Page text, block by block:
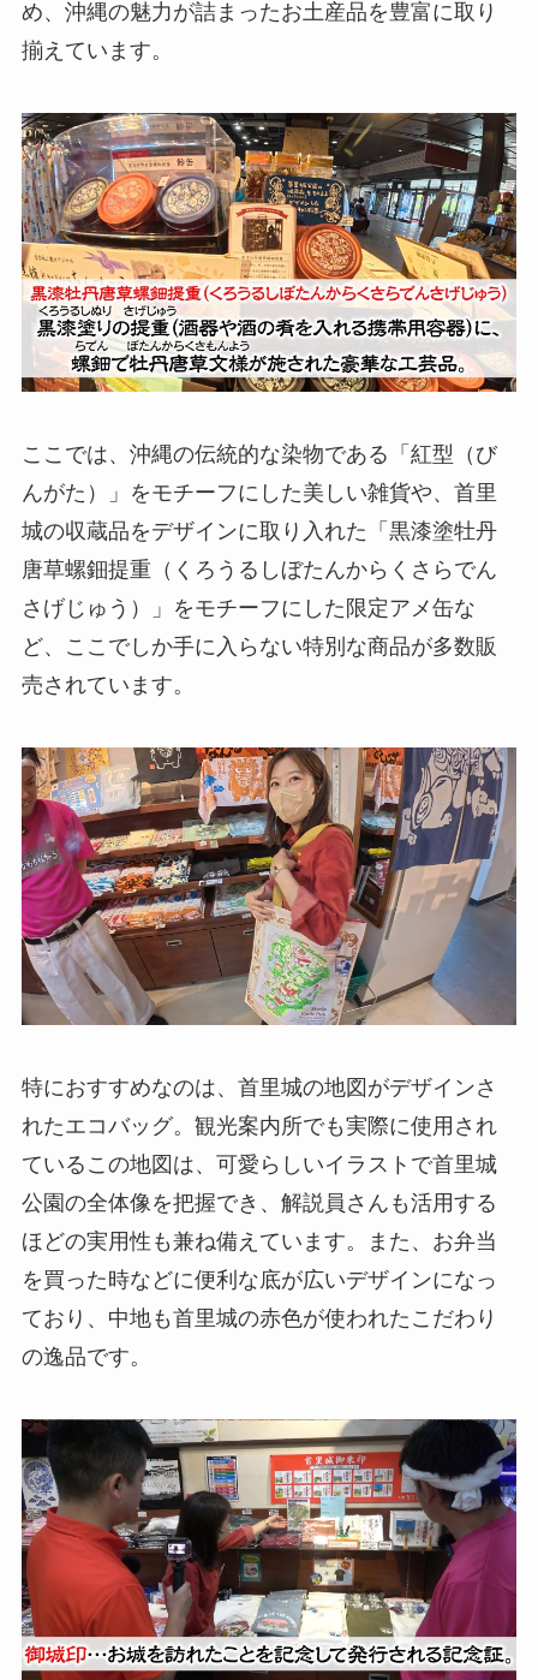
め、沖縄の魅力が詰まったお土産品を豊富に取り
揃えています。
ここでは、沖縄の伝統的な染物である「紅型（び
んがた）」をモチーフにした美しい雑貨や、首里
城の収蔵品をデザインに取り入れた「黒漆塗牡丹
唐草螺鈿提重（くろうるしぼたんからくさらでん
さげじゅう）」をモチーフにした限定アメ缶な
ど、ここでしか手に入らない特別な商品が多数販
売されています。
特におすすめなのは、首里城の地図がデザインさ
れたエコバッグ。観光案内所でも実際に使用され
ているこの地図は、可愛らしいイラストで首里城
公園の全体像を把握でき、解説員さんも活用する
ほどの実用性も兼ね備えています。また、お弁当
を買った時などに便利な底が広いデザインになっ
ており、中地も首里城の赤色が使われたこだわり
の逸品です。